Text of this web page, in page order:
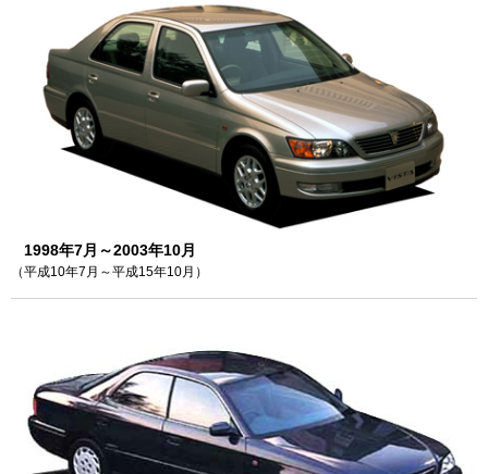
1998年7月～2003年10月
（平成10年7月～平成15年10月）